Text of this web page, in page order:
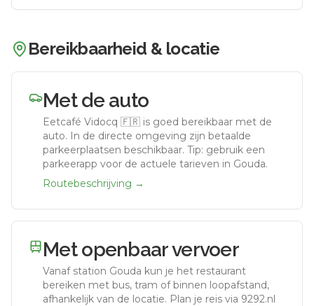
Bereikbaarheid & locatie
Met de auto
Eetcafé Vidocq 🇫🇷 is goed bereikbaar met de
auto. In de directe omgeving zijn betaalde
parkeerplaatsen beschikbaar. Tip: gebruik een
parkeerapp voor de actuele tarieven in Gouda.
Routebeschrijving →
Met openbaar vervoer
Vanaf station Gouda kun je het restaurant
bereiken met bus, tram of binnen loopafstand,
afhankelijk van de locatie. Plan je reis via 9292.nl